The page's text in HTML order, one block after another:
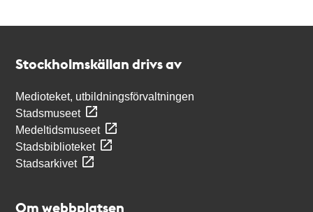
Stockholmskällan drivs av
Medioteket, utbildningsförvaltningen
Stadsmuseet
Medeltidsmuseet
Stadsbiblioteket
Stadsarkivet
Om webbplatsen